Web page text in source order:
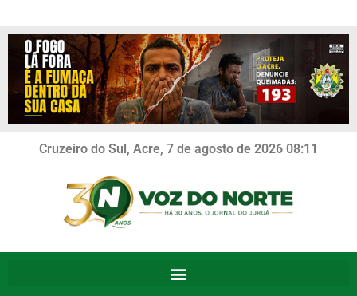
Cruzeiro do Sul, Acre, 7 de agosto de 2026 08:11